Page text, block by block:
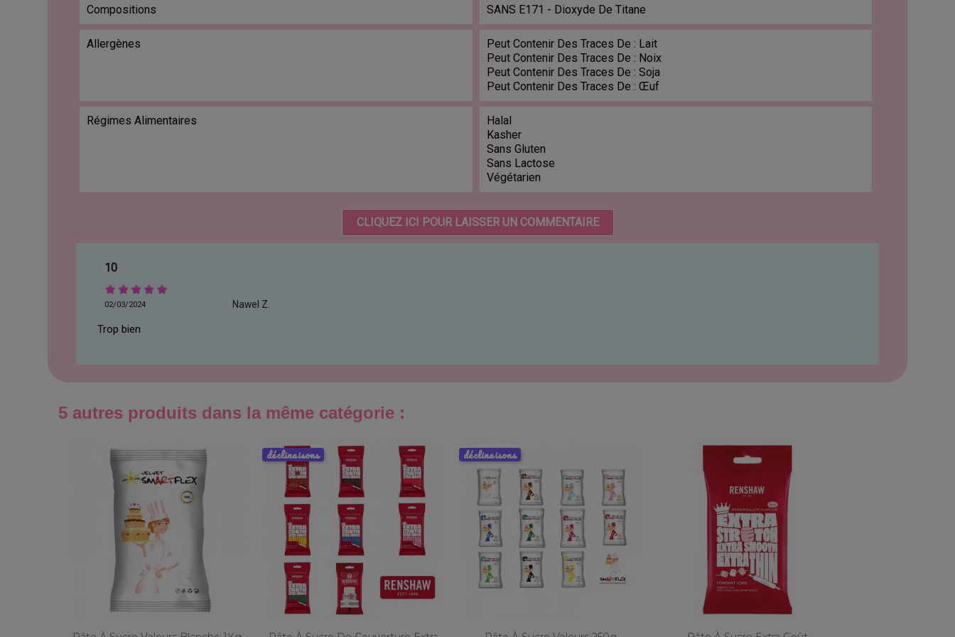
Compositions SANS E171 - Dioxyde De Titane
Allergènes
Peut Contenir Des Traces De : Lait
Peut Contenir Des Traces De : Noix
Peut Contenir Des Traces De : Soja
Peut Contenir Des Traces De : Œuf
Régimes Alimentaires
Halal
Kasher
Sans Gluten
Sans Lactose
Végétarien
CLIQUEZ ICI POUR LAISSER UN COMMENTAIRE
10
02/03/2024 Nawel Z.
Trop bien
5 autres produits dans la même catégorie :
déclinaisons déclinaisons